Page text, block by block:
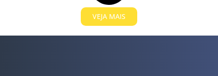
VEJA MAIS